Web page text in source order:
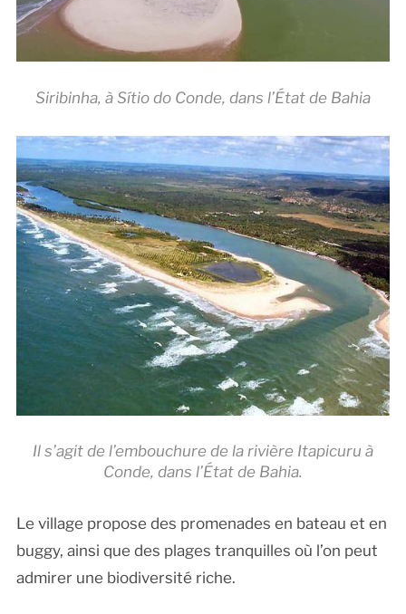
Siribinha, à Sítio do Conde, dans l’État de Bahia
Il s’agit de l’embouchure de la rivière Itapicuru à
Conde, dans l’État de Bahia.
Le village propose des promenades en bateau et en
buggy, ainsi que des plages tranquilles où l’on peut
admirer une biodiversité riche.